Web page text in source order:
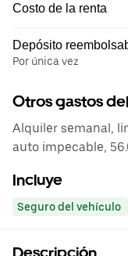
Costo de la renta
Depósito
Por única vez
Otros gastos
Alquiler semanal,
auto impecable,
Incluye
Seguro del vehículo